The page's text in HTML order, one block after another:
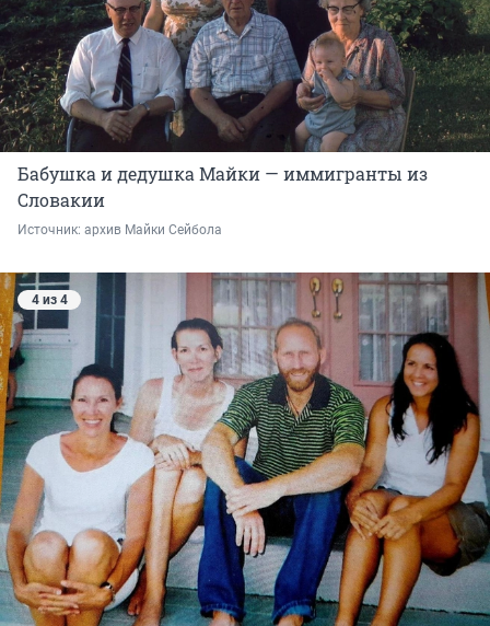
Бабушка и дедушка Майки — иммигранты из
Словакии
Источник: архив Майки Сейбола
4 из 4